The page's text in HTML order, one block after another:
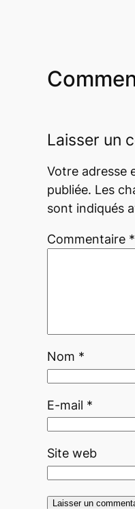
Laisser un
Votre adresse
publiée. Les
sont indiqués
Commentaire *
Nom *
E-mail *
Site web